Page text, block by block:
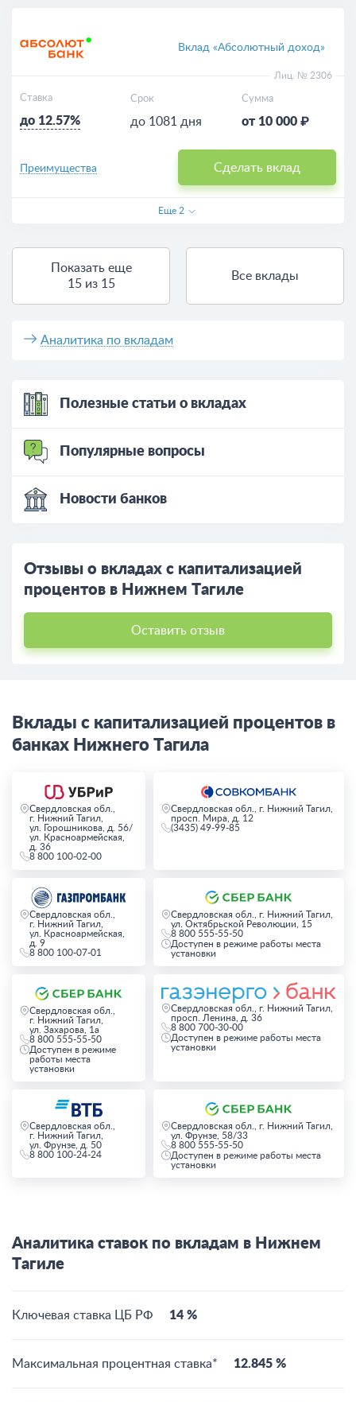
Вклад «Абсолютный доход»
Лиц. № 2306
Ставка
до 12.57%
Срок
до 1081 дня
Сумма
от 10 000 ₽
Сделать вклад
Преимущества
Еще 2
Показать еще
15 из 15
Все вклады
Аналитика по вкладам
Полезные статьи о вкладах
Популярные вопросы
Новости банков
Отзывы о вкладах с капитализацией
процентов в Нижнем Тагиле
Оставить отзыв
Вклады с капитализацией процентов в
банках Нижнего Тагила
Свердловская обл.,
г. Нижний Тагил,
ул. Горошникова, д. 56/
ул. Красноармейская,
д. 36
8 800 100-02-00
Свердловская обл., г. Нижний Тагил,
просп. Мира, д. 12
(3435) 49-99-85
Свердловская обл.,
г. Нижний Тагил,
ул. Красноармейская,
д. 9
8 800 100-07-01
Свердловская обл., г. Нижний Тагил,
ул. Октябрьской Революции, 15
8 800 555-55-50
Доступен в режиме работы места
установки
Свердловская обл.,
г. Нижний Тагил,
ул. Захарова, 1а
8 800 555-55-50
Доступен в режиме
работы места
установки
Свердловская обл., г. Нижний Тагил,
просп. Ленина, д. 36
8 800 700-30-00
Доступен в режиме работы места
установки
Свердловская обл.,
г. Нижний Тагил,
ул. Фрунзе, д. 50
8 800 100-24-24
Свердловская обл., г. Нижний Тагил,
ул. Фрунзе, 58/33
8 800 555-55-50
Доступен в режиме работы места
установки
Аналитика ставок по вкладам в Нижнем
Тагиле
Ключевая ставка ЦБ РФ 14 %
Максимальная процентная ставка* 12.845 %